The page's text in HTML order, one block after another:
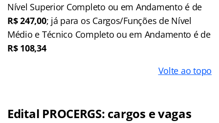
Nível Superior Completo ou em Andamento é de
R$ 247,00; já para os Cargos/Funções de Nível
Médio e Técnico Completo ou em Andamento é de
R$ 108,34
Volte ao topo
Edital PROCERGS: cargos e vagas